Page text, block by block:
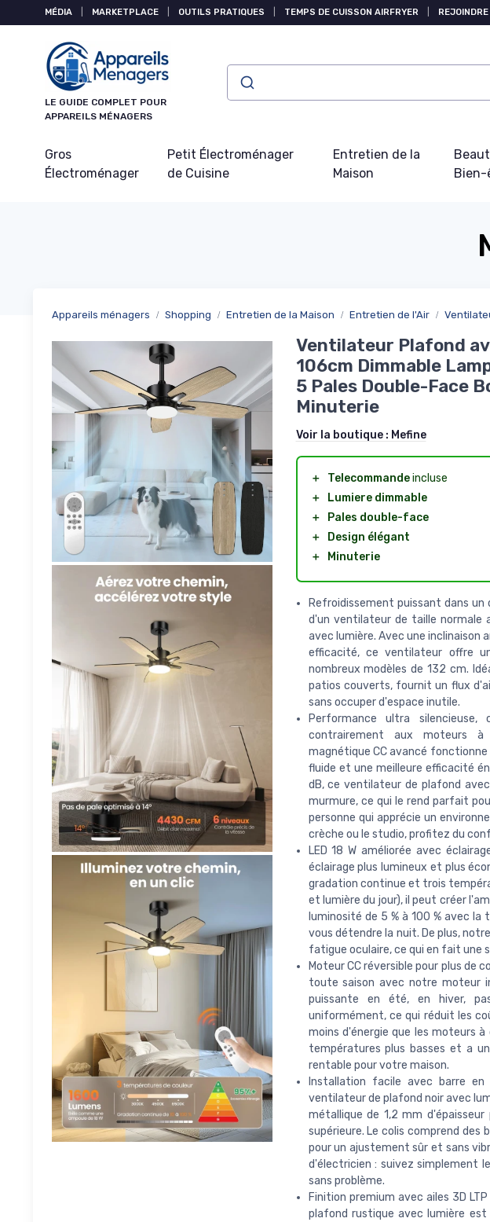
MÉDIA MARKETPLACE OUTILS PRATIQUES TEMPS DE CUISSON AIRFRYER
LE GUIDE COMPLET POUR
APPAREILS MÉNAGERS
Gros
Électroménager
Petit Électroménager
de Cuisine
Entretien de la
Maison
Bien-
Appareils ménagers Shopping Entretien de la Maison Entretien de l'Air
Ventilateur Plafond
106cm Dimmable
5 Pales Double-Face
Minuterie
Voir la boutique : Mefine
＋ Telecommandeincluse
＋
Lumiere dimmable
＋
Pales double-face
＋
Design élégant
＋
Minuterie
Refroidissement puissant dans
d'un ventilateur de taille
avec lumière. Avec une inclinaison
efficacité, ce ventilateur offre
nombreux modèles de 132 cm.
patios couverts, fournit un flux
sans occuper d'espace inutile.
Performance ultra
contrairement aux moteurs
magnétique CC avancé
fluide et une meilleure efficacité
dB, ce ventilateur de plafond
murmure, ce qui le rend parfait
personne qui apprécie un
crèche ou le studio, profitez du
LED 18 W améliorée avec
éclairage plus lumineux et plus
gradation continue et trois
et lumière du jour), il peut créer
luminosité de 5 % à 100 % avec
vous détendre la nuit. De plus,
fatigue oculaire, ce qui en fait une
Moteur CC réversible pour plus
toute saison avec notre moteur
puissante en été, en hiver,
uniformément, ce qui réduit les
moins d'énergie que les moteurs
températures plus basses et a
rentable pour votre maison.
Installation facile avec barre
ventilateur de plafond noir avec
métallique de 1,2 mm
supérieure. Le colis comprend des
pour un ajustement sûr et sans
d'électricien : suivez simplement
sans problème.
Finition premium avec ailes 3D
plafond rustique avec lumière
Panneau de gestion des cookies